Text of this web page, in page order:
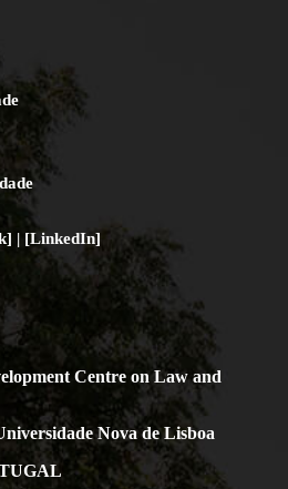
] | [LinkedIn]
Centre on Law and
Nova de Lisboa